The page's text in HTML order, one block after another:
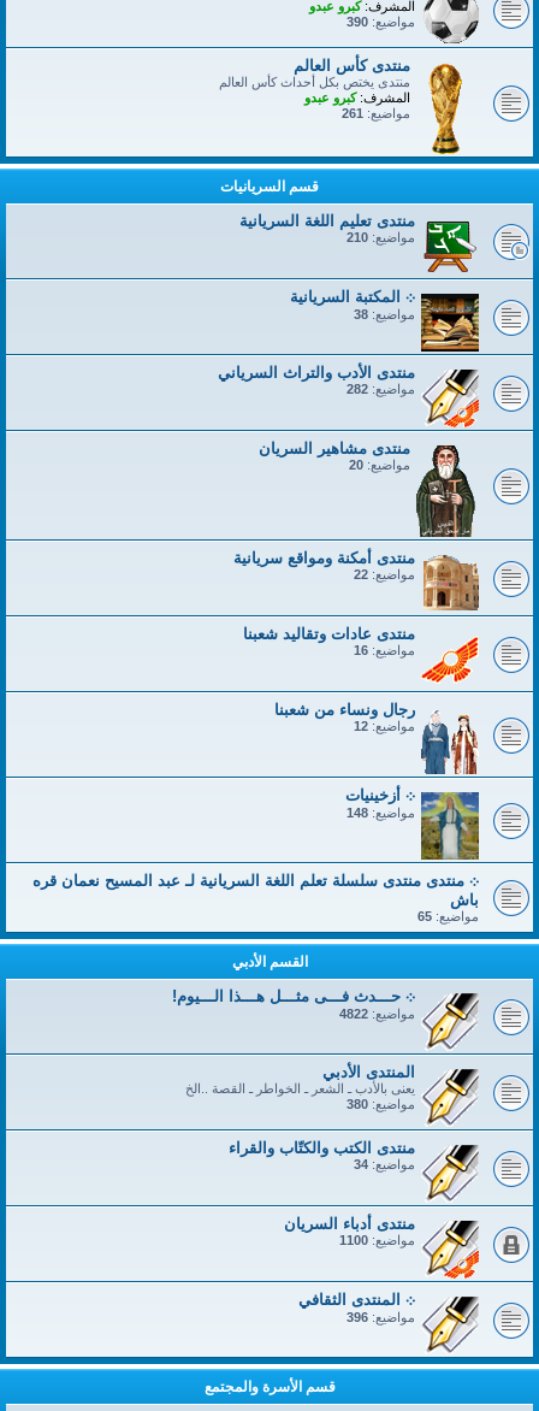
المشرف: كبرو عبدو
مواضيع: 390
منتدى كأس العالم
منتدى يختص بكل أحداث كأس العالم
المشرف: كبرو عبدو
مواضيع: 261
قسم السريانيات
منتدى تعليم اللغة السريانية
مواضيع: 210
܀ المكتبة السريانية
مواضيع: 38
منتدى الأدب والتراث السرياني
مواضيع: 282
منتدى مشاهير السريان
مواضيع: 20
منتدى أمكنة ومواقع سريانية
مواضيع: 22
منتدى عادات وتقاليد شعبنا
مواضيع: 16
رجال ونساء من شعبنا
مواضيع: 12
܀ أزخينيات
مواضيع: 148
܀ منتدى منتدى سلسلة تعلم اللغة السريانية لـ عبد المسيح نعمان قره
باش
مواضيع: 65
القسم الأدبي
܀ حـــدث فـــى مثـــل هـــذا الـــيوم!
مواضيع: 4822
المنتدى الأدبي
يعنى بالأدب ـ الشعر ـ الخواطر ـ القصة ..الخ
مواضيع: 380
منتدى الكتب والكتّاب والقراء
مواضيع: 34
منتدى أدباء السريان
مواضيع: 1100
܀ المنتدى الثقافي
مواضيع: 396
قسم الأسرة والمجتمع